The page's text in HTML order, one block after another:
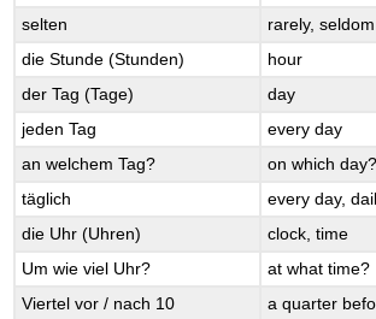
selten
rarely, seldom
die Stunde (Stunden)
hour
der Tag (Tage)
day
jeden Tag
every day
an welchem Tag?
on which day?
täglich
every day,
die Uhr (Uhren)
clock, time
Um wie viel Uhr?
at what time?
Viertel vor / nach 10
a quarter